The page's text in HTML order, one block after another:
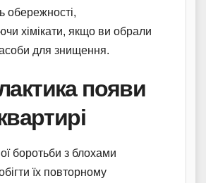
обережності,
хімікати, якщо ви обрали
для знищення.
появи
боротьби з блохами
їх повторному